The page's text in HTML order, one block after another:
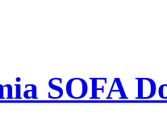
SOFA